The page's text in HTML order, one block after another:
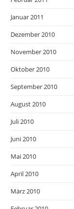
Januar 2011
Dezember 2010
November 2010
Oktober 2010
September 2010
August 2010
Juli 2010
Juni 2010
Mai 2010
April 2010
März 2010